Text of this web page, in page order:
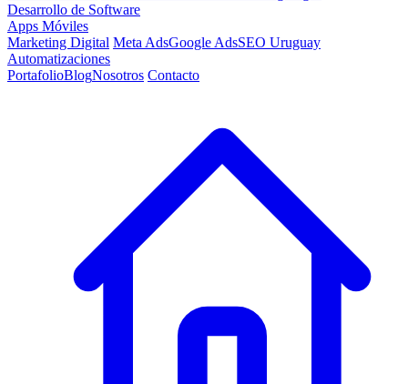
Desarrollo de Software
Apps Móviles
Marketing Digital Meta AdsGoogle AdsSEO Uruguay
Automatizaciones
PortafolioBlogNosotros Contacto